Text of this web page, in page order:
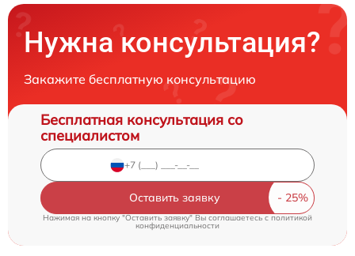
Нужна консультация?
Закажите бесплатную консультацию
Бесплатная консультация со
специалистом
Оставить заявку
Нажимая на кнопку "Оставить заявку" Вы соглашаетесь cполитикой
конфиденциальности